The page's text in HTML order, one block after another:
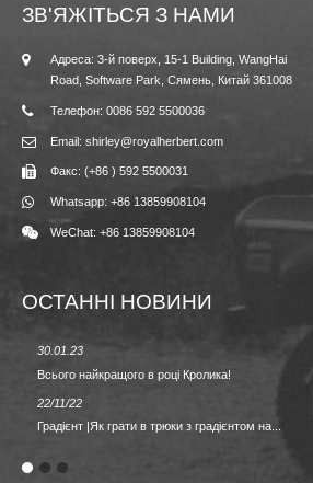
ЗВ'ЯЖІТЬСЯ З НАМИ
Адреса: 3-й поверх, 15-1 Building, WangHai
Road, Software Park, Сямень, Китай 361008
Телефон: 0086 592 5500036
Email: shirley@royalherbert.com
Факс: (+86 ) 592 5500031
Whatsapp: +86 13859908104
WeChat: +86 13859908104
ОСТАННІ НОВИНИ
30.01.23
Всього найкращого в році Кролика!
22/11/22
Градієнт |Як грати в трюки з градієнтом на...